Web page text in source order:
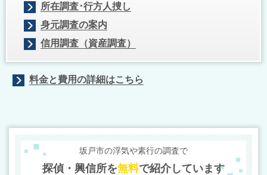
所在調査･行方人捜し
身元調査の案内
信用調査（資産調査）
料金と費用の詳細はこちら
坂戸市の浮気や素行の調査で
探偵・興信所を無料で紹介しています